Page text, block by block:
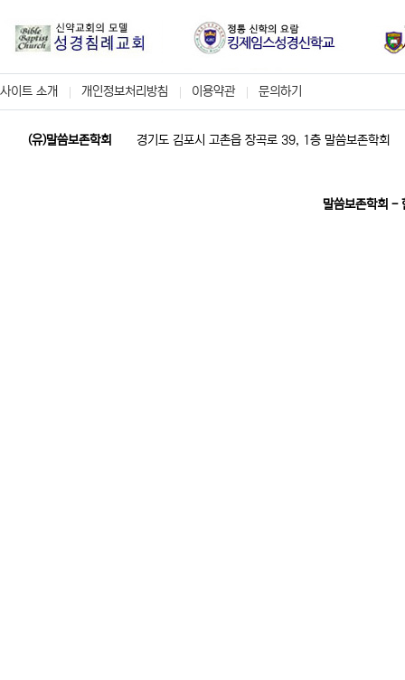
사이트 소개 개인정보처리방침 이용약관 문의하기
(유)말씀보존학회 경기도 김포시 고촌읍 장곡로 39, 1층 말씀보존학회
말씀보존학회 -